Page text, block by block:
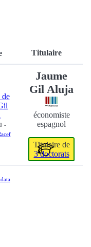
Titulaire
-
Jaume
Gil Aluja
économiste
espagnol
Titulaire de
3 doctorats